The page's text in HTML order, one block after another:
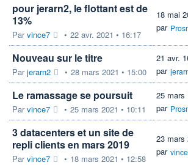
pour jerarn2, le flottant est de
13%
Parvince7 • 22 avr. 2021 • 16:17
18 mai
par
Nouveau sur le titre
Parjerarn2 • 28 mars 2021 • 15:00
21 avr.
par
Le ramassage se poursuit
Parvince7 • 25 mars 2021 • 10:11
25 mars
par
3 datacenters et un site de
repli clients en mars 2019
Parvince7 • 18 mars 2021 • 12:58
23 mars
par